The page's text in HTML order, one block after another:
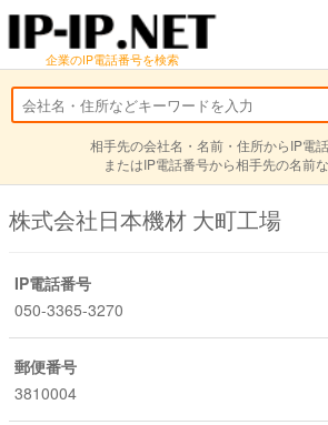
企業のIP電話番号を検索
相手先の会社名・名前・住所からIP電
またはIP電話番号から相手先の名前
株式会社日本機材 大町工場
IP電話番号
050-3365-3270
郵便番号
3810004